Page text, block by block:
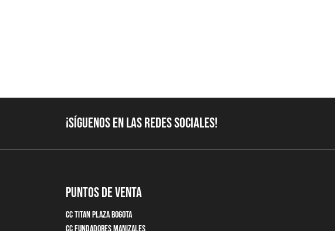
¡Síguenos en las redes sociales!
Puntos de Venta
CC Titan Plaza Bogota